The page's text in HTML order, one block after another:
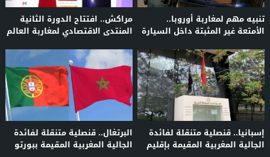
تنبيه مهم لمغاربة أوروبا..
الأمتعة غير المثبتة داخل السيارة
مراكش.. افتتاح الدورة الثانية
المنتدى الاقتصادي لمغاربة العالم
إسبانيا.. قنصلية متنقلة لفائدة
الجالية المغربية المقيمة بإقليم
البرتغال.. قنصلية متنقلة لفائدة
الجالية المغربية المقيمة ببورتو